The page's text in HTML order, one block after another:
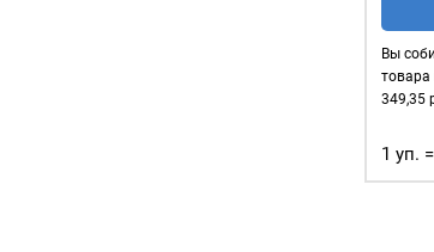
Вы
349,35
1 уп.